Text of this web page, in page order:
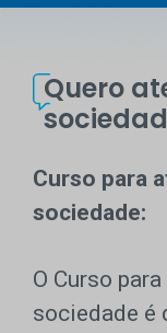
Quero
Curso para
sociedade:
O Curso
sociedade é